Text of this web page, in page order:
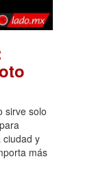
sirve solo
ciudad y
más